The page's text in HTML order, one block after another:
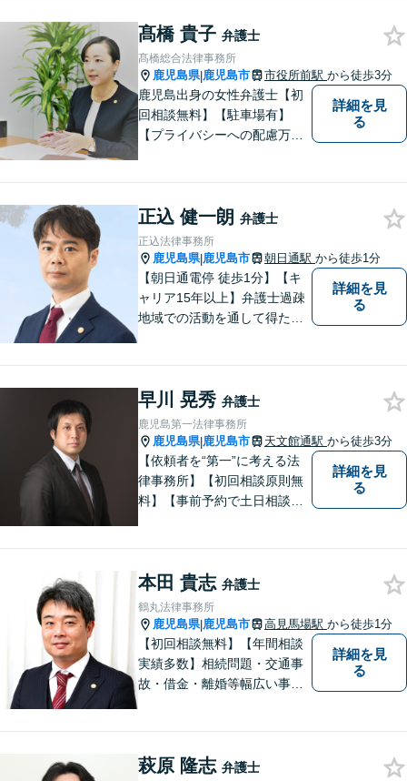
ひお問い合わせください】
【交通事故無料法律相談実施
中・電話相談・オンライン相
談可】
髙橋 貴子 弁護士
髙橋総合法律事務所
鹿児島県|鹿児島市 市役所前駅 から徒歩3分
鹿児島出身の女性弁護士【初
回相談無料】【駐車場有】
【プライバシーへの配慮万
詳細を見
る
正込 健一朗 弁護士
正込法律事務所
鹿児島県|鹿児島市 朝日通駅 から徒歩1分
【朝日通電停 徒歩1分】【キ
ャリア15年以上】弁護士過疎
地域での活動を通して得た経
適な解決策をご提案します
詳細を見
る
早川 晃秀 弁護士
鹿児島第一法律事務所
鹿児島県|鹿児島市 天文館通駅 から徒歩3分
【依頼者を“第一”に考える法
律事務所】【初回相談原則無
料】【事前予約で土日相談
て、確かな経験にもとづき、
幅広い分野の法的トラブルへ
の対応が可能です。
詳細を見
る
本田 貴志 弁護士
鶴丸法律事務所
鹿児島県|鹿児島市 高見馬場駅 から徒歩1分
【初回相談無料】【年間相談
実績多数】相続問題・交通事
故・借金・離婚等幅広い事件
す。困ったらすぐにご相談く
詳細を見
る
萩原 隆志 弁護士